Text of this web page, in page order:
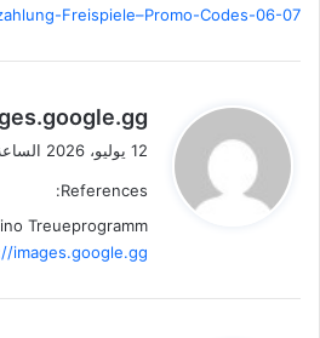
Freispiele–Promo-Codes-06-07
ي
ق
ل
12 يوليو، 2026 الساعة 1:01 ص
References:
Treueprogramm
images.google.gg